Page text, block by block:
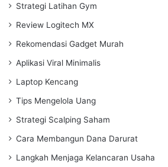
Strategi Latihan Gym
Review Logitech MX
Rekomendasi Gadget Murah
Aplikasi Viral Minimalis
Laptop Kencang
Tips Mengelola Uang
Strategi Scalping Saham
Cara Membangun Dana Darurat
Langkah Menjaga Kelancaran Usaha